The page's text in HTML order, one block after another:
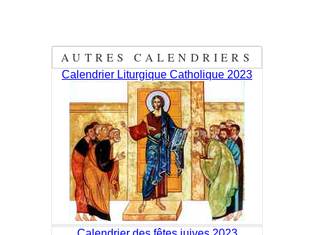
AUTRES CALENDRIERS
Calendrier Liturgique Catholique 2023